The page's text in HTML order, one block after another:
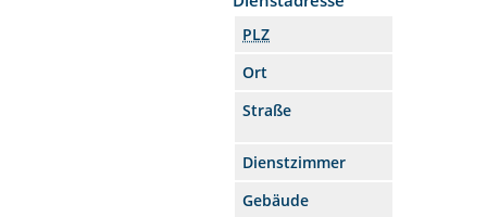
PLZ
Ort
Straße
Dienstzimmer
Gebäude